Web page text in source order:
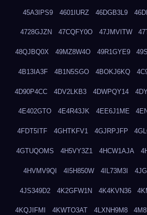
45A3IPS9 4601IURZ 46DGB3L9
4728GJZN 47CQFY0O 47JMVITW
48QJBQ0X 49MZ8W4O 49R1GYE9
4B13IA3F 4B1N5SGO 4BOKJ6KQ
4D90P4CC 4DV2LKB3 4DWPQY14
4E402GTO 4E4R43JK 4EE6J1ME
4FDT5ITF 4GHTKFV1 4GJRPJFP
4GTUQOMS 4H5VY3Z1 4HCW1AJA
4HVMV9QI 4I5H850W 4IL73M3I
4JS349D2 4K2GFW1N 4K4KVN36
4KQJIFMI 4KWTO3AT 4LXNH9M8